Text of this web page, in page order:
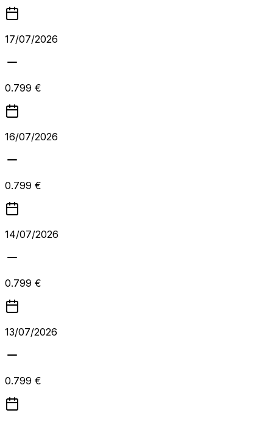
17/07/2026
0.799 €
16/07/2026
0.799 €
14/07/2026
0.799 €
13/07/2026
0.799 €